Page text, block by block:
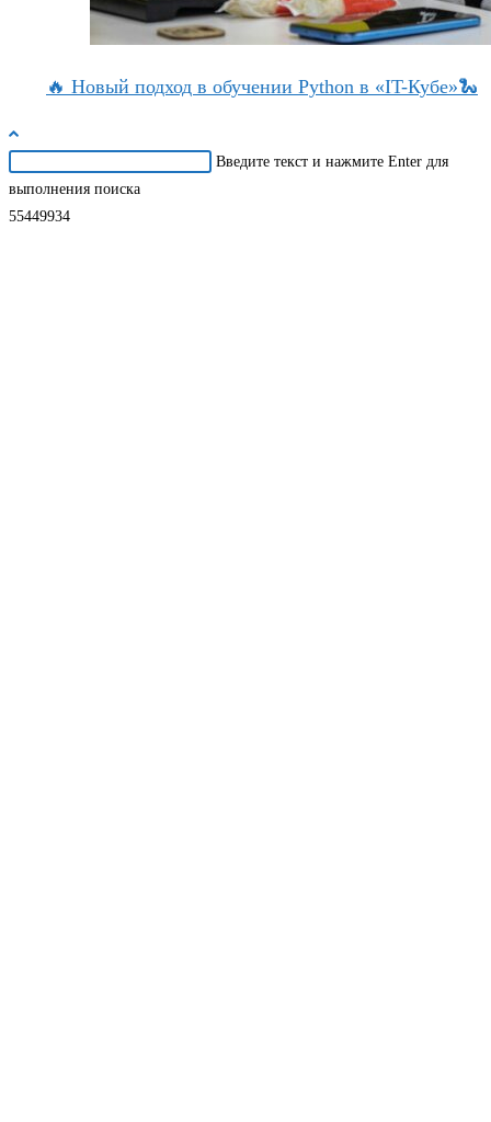
🔥 Новый подход в обучении Python в «IT-Кубе»🐍
на
сайте
Введите текст и нажмите Enter для
выполнения поиска
55449934